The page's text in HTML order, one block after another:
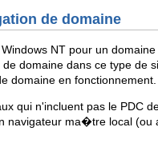
de domaine
NT pour un
domaine dans ce type
domaine en fonctionnement.
qui n'incluent pas le PDC
navigateur ma�tre local (ou